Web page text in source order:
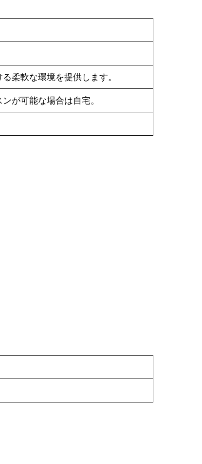
柔軟な環境を提供します。
が可能な場合は自宅。